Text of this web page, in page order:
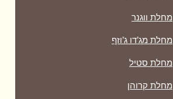
מחלת ווגנר
מחלת מג’דו ג’וזף
מחלת סטיל
מחלת קרוהן